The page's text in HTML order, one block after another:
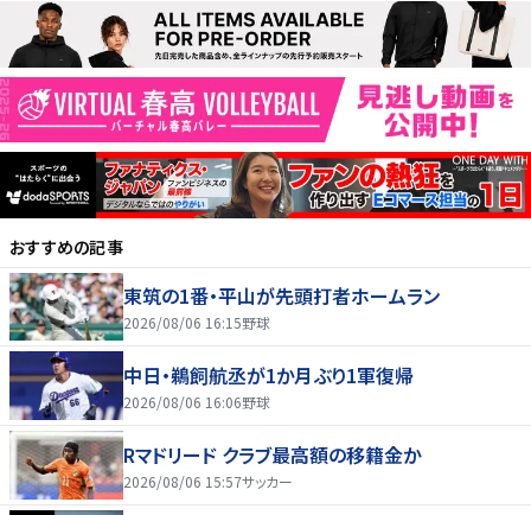
おすすめの記事
東筑の1番・平山が先頭打者ホームラン
2026/08/06 16:15野球
中日・鵜飼航丞が1か月ぶり1軍復帰
2026/08/06 16:06野球
Rマドリード クラブ最高額の移籍金か
2026/08/06 15:57サッカー